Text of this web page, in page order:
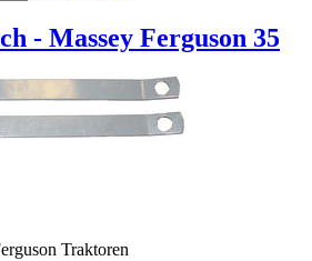
- Massey Ferguson 35
Traktoren